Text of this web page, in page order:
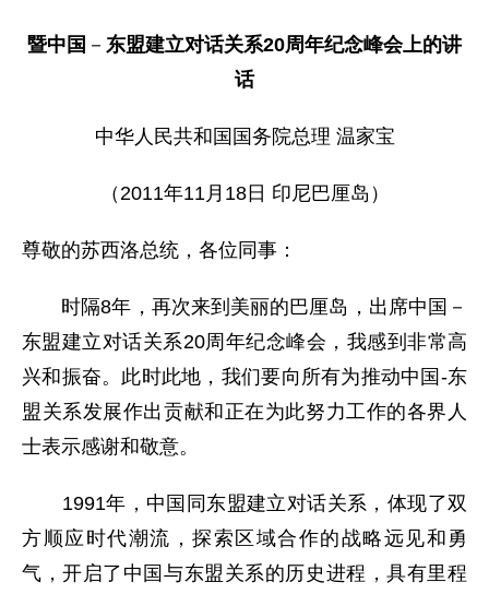
暨中国 － 东盟建立对话关系20周年纪念峰会上的讲
话
中华人民共和国国务院总理 温家宝
（2011年11月18日 印尼巴厘岛）
尊敬的苏西洛总统，各位同事：
时隔8年，再次来到美丽的巴厘岛，出席中国－
东盟建立对话关系20周年纪念峰会，我感到非常高
兴和振奋。此时此地，我们要向所有为推动中国-东
盟关系发展作出贡献和正在为此努力工作的各界人
士表示感谢和敬意。
1991年，中国同东盟建立对话关系，体现了双
方顺应时代潮流，探索区域合作的战略远见和勇
气，开启了中国与东盟关系的历史进程，具有里程